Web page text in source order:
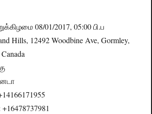
08/01/2017, 05:00 பி.ப
Hills, 12492 Woodbine Ave, Gormley,